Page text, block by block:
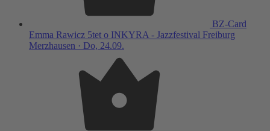
BZ-Card
Emma Rawicz 5tet o INKYRA - Jazzfestival Freiburg
Merzhausen · Do, 24.09.